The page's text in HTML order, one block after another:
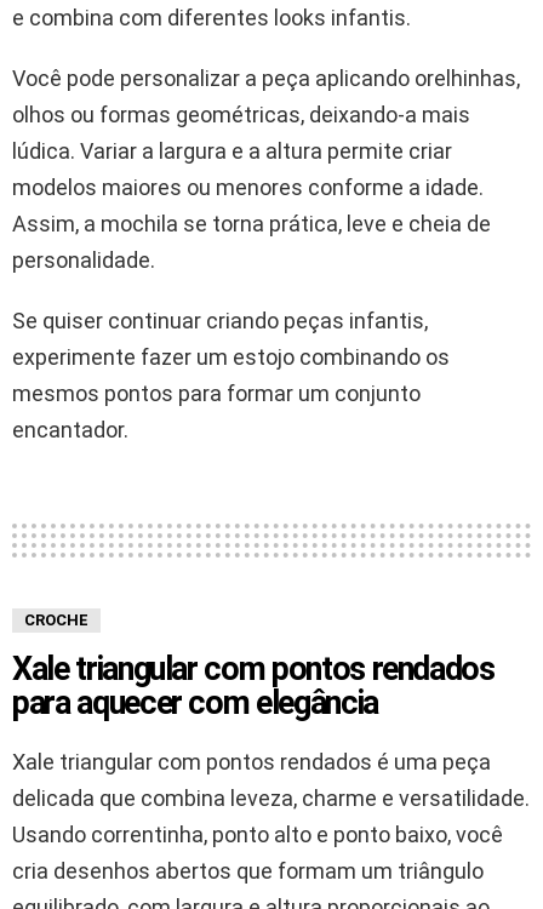
e combina com diferentes looks infantis.
Você pode personalizar a peça aplicando orelhinhas,
olhos ou formas geométricas, deixando-a mais
lúdica. Variar a largura e a altura permite criar
modelos maiores ou menores conforme a idade.
Assim, a mochila se torna prática, leve e cheia de
personalidade.
Se quiser continuar criando peças infantis,
experimente fazer um estojo combinando os
mesmos pontos para formar um conjunto
encantador.
CROCHE
Xale triangular com pontos rendados
para aquecer com elegância
Xale triangular com pontos rendados é uma peça
delicada que combina leveza, charme e versatilidade.
Usando correntinha, ponto alto e ponto baixo, você
cria desenhos abertos que formam um triângulo